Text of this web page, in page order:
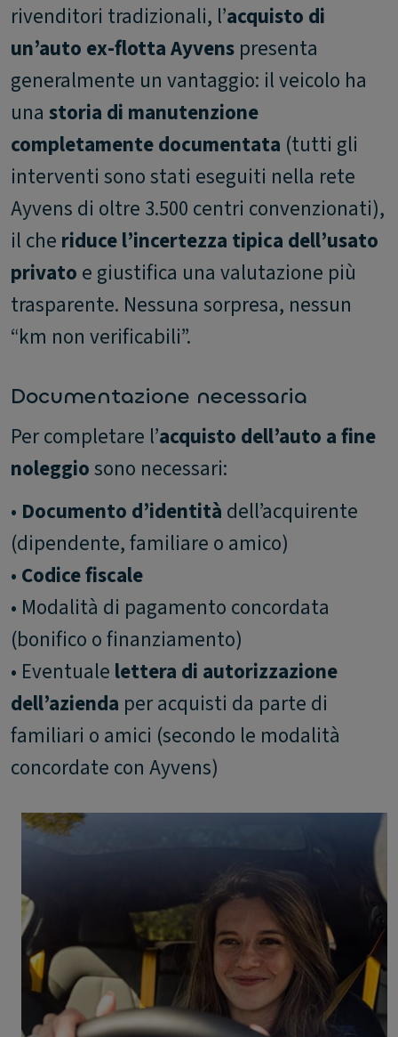
rivenditori tradizionali, l’acquisto di
un’auto ex-flotta Ayvens presenta
generalmente un vantaggio: il veicolo ha
una storia di manutenzione
completamente documentata (tutti gli
interventi sono stati eseguiti nella rete
Ayvens di oltre 3.500 centri convenzionati),
il che riduce l’incertezza tipica dell’usato
privato e giustifica una valutazione più
trasparente. Nessuna sorpresa, nessun
“km non verificabili”.
Documentazione necessaria
Per completare l’acquisto dell’auto a fine
noleggiosono necessari:
• Documento d’identità dell’acquirente
(dipendente, familiare o amico)
• Codice fiscale
• Modalità di pagamento concordata
(bonifico o finanziamento)
• Eventuale lettera di autorizzazione
dell’azienda per acquisti da parte di
familiari o amici (secondo le modalità
concordate con Ayvens)